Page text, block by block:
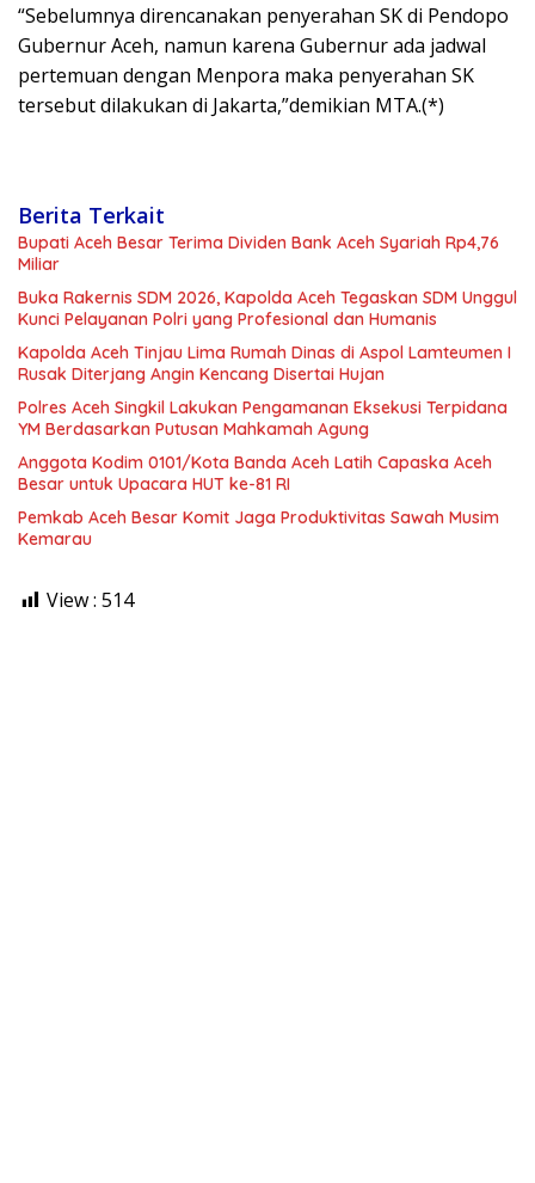
“Sebelumnya direncanakan penyerahan SK di Pendopo
Gubernur Aceh, namun karena Gubernur ada jadwal
pertemuan dengan Menpora maka penyerahan SK
tersebut dilakukan di Jakarta,”demikian MTA.(*)
Berita Terkait
Bupati Aceh Besar Terima Dividen Bank Aceh Syariah Rp4,76
Miliar
Buka Rakernis SDM 2026, Kapolda Aceh Tegaskan SDM Unggul
Kunci Pelayanan Polri yang Profesional dan Humanis
Kapolda Aceh Tinjau Lima Rumah Dinas di Aspol Lamteumen I
Rusak Diterjang Angin Kencang Disertai Hujan
Polres Aceh Singkil Lakukan Pengamanan Eksekusi Terpidana
YM Berdasarkan Putusan Mahkamah Agung
Anggota Kodim 0101/Kota Banda Aceh Latih Capaska Aceh
Besar untuk Upacara HUT ke-81 RI
Pemkab Aceh Besar Komit Jaga Produktivitas Sawah Musim
Kemarau
View : 514